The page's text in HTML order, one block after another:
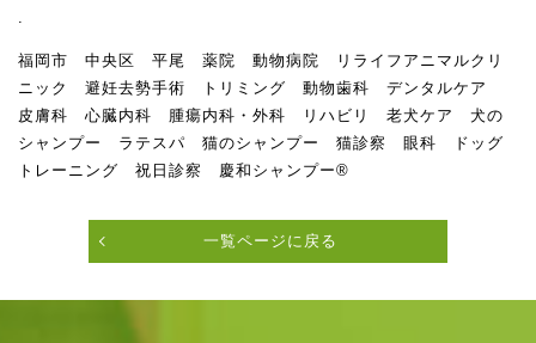
.
福岡市 中央区 平尾 薬院 動物病院 リライフアニマルクリ
ニック 避妊去勢手術 トリミング 動物歯科 デンタルケア
皮膚科 心臓内科 腫瘍内科・外科 リハビリ 老犬ケア 犬の
シャンプー ラテスパ 猫のシャンプー 猫診察 眼科 ドッグ
トレーニング 祝日診察 慶和シャンプー®
一覧ページに戻る